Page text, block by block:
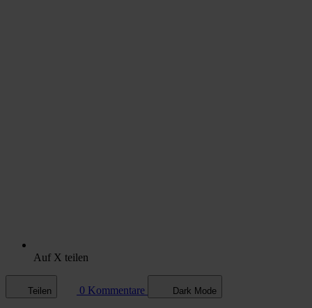
Auf X teilen
Teilen 0 Kommentare Dark Mode